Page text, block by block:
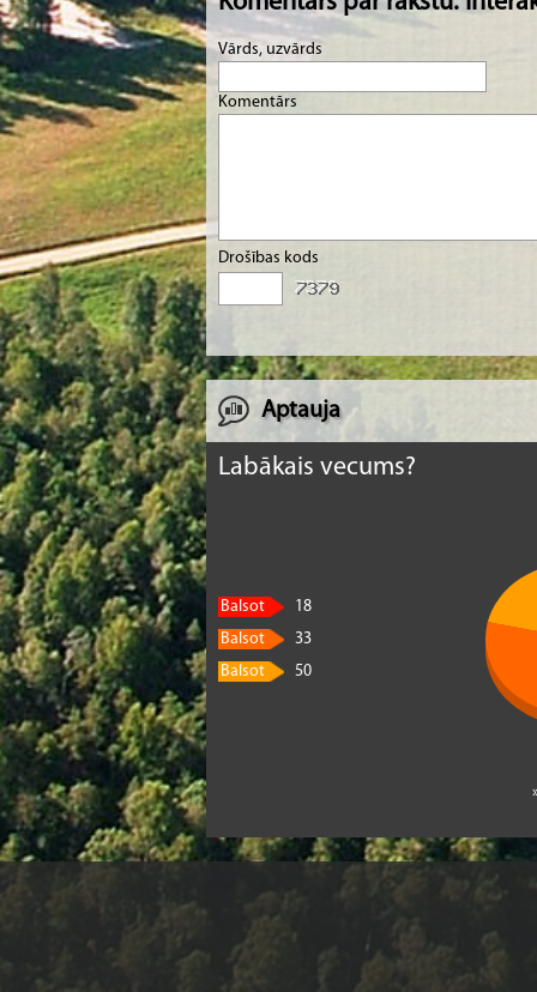
Vārds, uzvārds
Komentārs
Drošības kods
Aptauja
Labākais vecums?
Balsot
18
Balsot
33
Balsot
50